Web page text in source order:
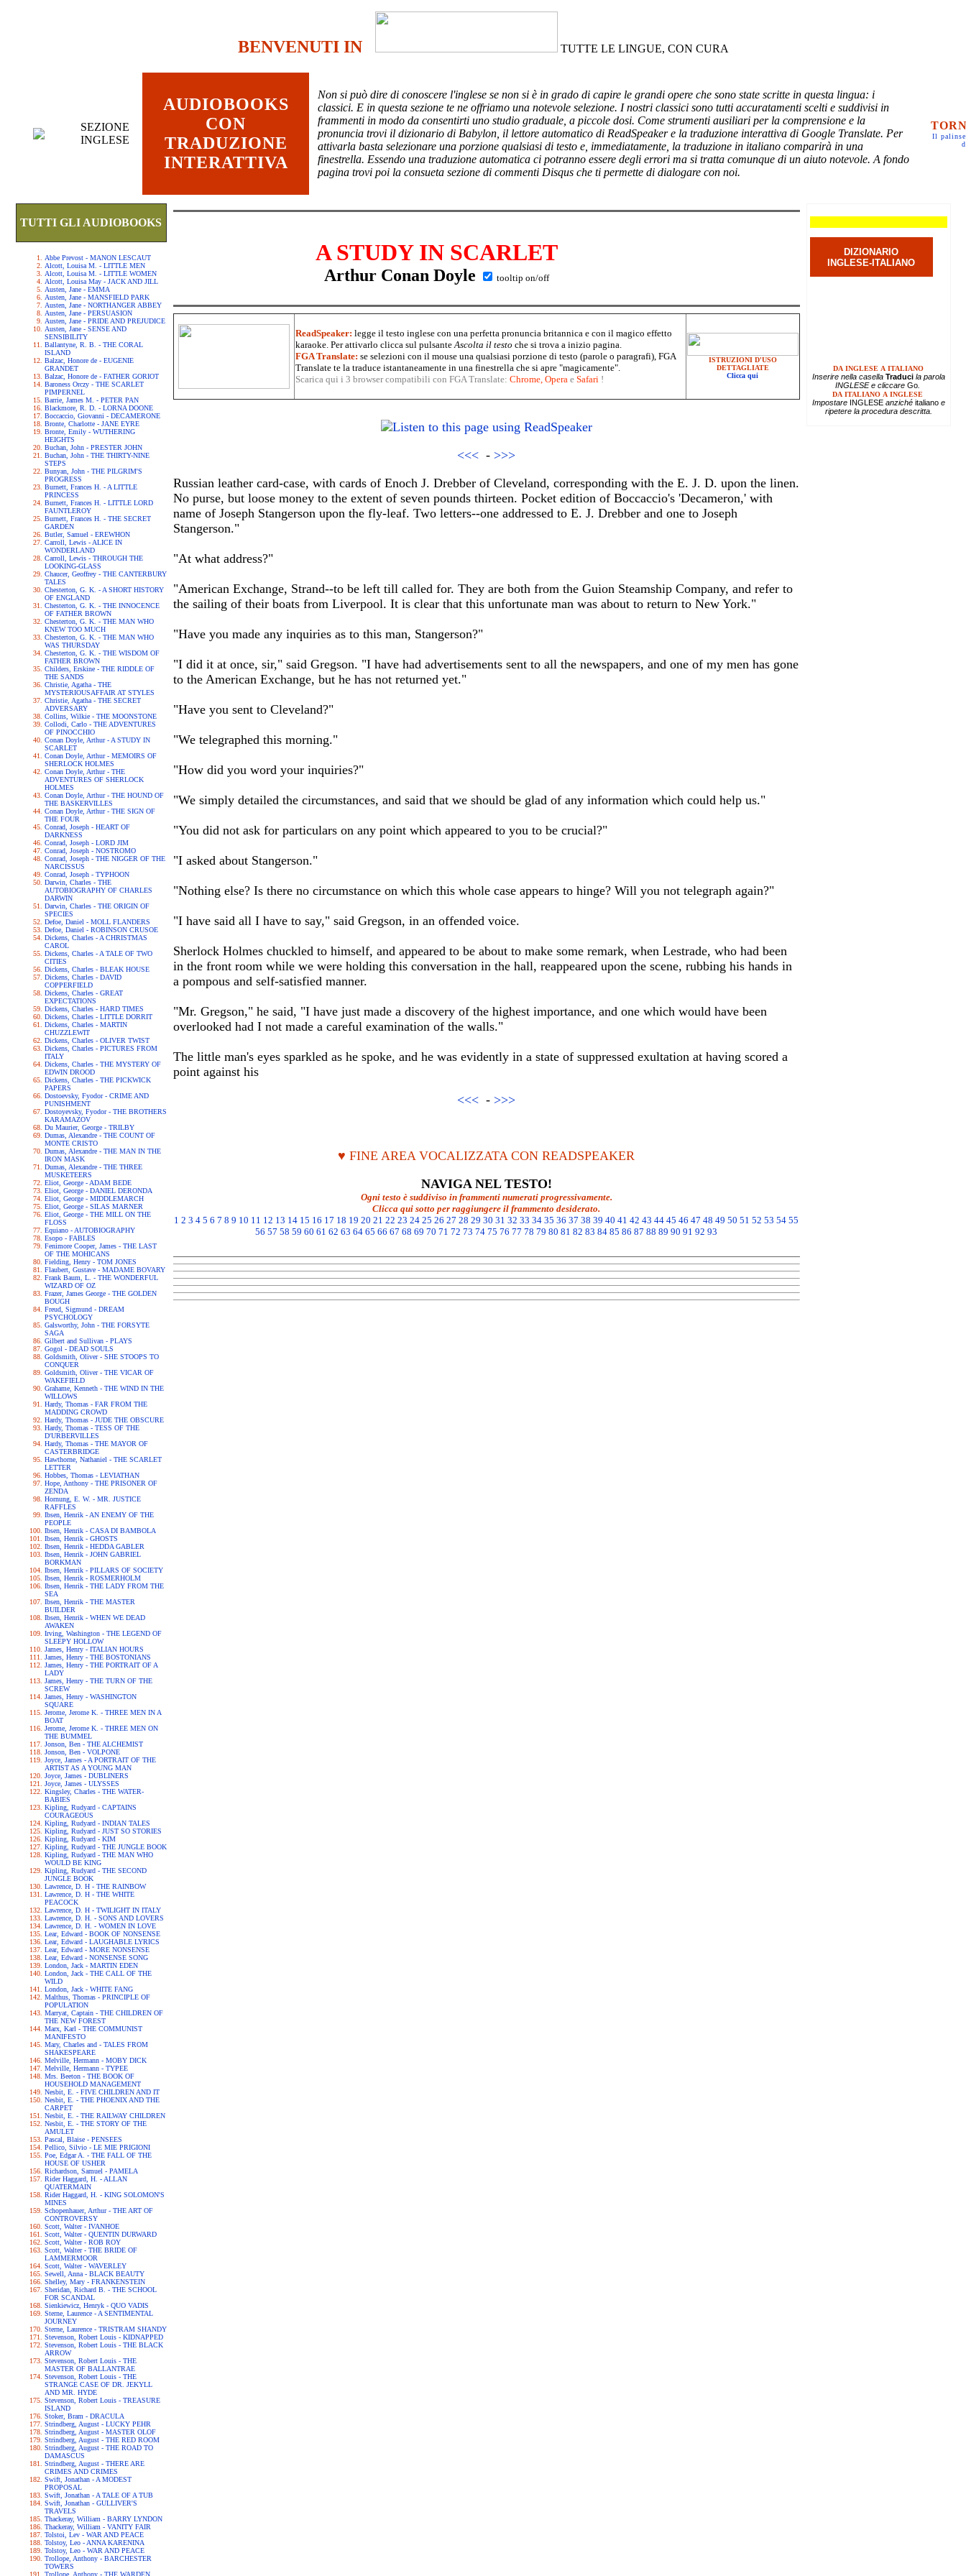
BENVENUTI IN TUTTE LE LINGUE, CON CURA
SEZIONE
INGLESE
AUDIOBOOKS
CON
TRADUZIONE
INTERATTIVA
Non si può dire di conoscere l'inglese se non si è in grado di capire le grandi opere che sono state scritte in questa lingua: i
classici. E in questa sezione te ne offriamo una notevole selezione. I nostri classici sono tutti accuratamenti scelti e suddivisi in
frammenti in modo da consentirti uno studio graduale, a piccole dosi. Come strumenti ausiliari per la comprensione e la
pronuncia trovi il dizionario di Babylon, il lettore automatico di ReadSpeaker e la traduzione interattiva di Google Translate. Per
attivarla basta selezionare una porzione qualsiasi di testo e, immediatamente, la traduzione in italiano comparirà in una
finestrella. Essendo una traduzione automatica ci potranno essere degli errori ma si tratta comunque di un aiuto notevole. A fondo
pagina trovi poi la consueta sezione di commenti Disqus che ti permette di dialogare con noi.
Il
TUTTI GLI AUDIOBOOKS
Abbe Prevost - MANON LESCAUT
Alcott, Louisa M. - LITTLE MEN
Alcott, Louisa M. - LITTLE WOMEN
Alcott, Louisa May - JACK AND JILL
Austen, Jane - EMMA
Austen, Jane - MANSFIELD PARK
Austen, Jane - NORTHANGER ABBEY
Austen, Jane - PERSUASION
Austen, Jane - PRIDE AND PREJUDICE
Austen, Jane - SENSE AND
SENSIBILITY
Ballantyne, R. B. - THE CORAL
ISLAND
Balzac, Honore de - EUGENIE
GRANDET
Balzac, Honore de - FATHER GORIOT
Baroness Orczy - THE SCARLET
PIMPERNEL
Barrie, James M. - PETER PAN
Blackmore, R. D. - LORNA DOONE
Boccaccio, Giovanni - DECAMERONE
Bronte, Charlotte - JANE EYRE
Bronte, Emily - WUTHERING
HEIGHTS
Buchan, John - PRESTER JOHN
Buchan, John - THE THIRTY-NINE
STEPS
Bunyan, John - THE PILGRIM'S
PROGRESS
Burnett, Frances H. - A LITTLE
PRINCESS
Burnett, Frances H. - LITTLE LORD
FAUNTLEROY
Burnett, Frances H. - THE SECRET
GARDEN
Butler, Samuel - EREWHON
Carroll, Lewis - ALICE IN
WONDERLAND
Carroll, Lewis - THROUGH THE
LOOKING-GLASS
Chaucer, Geoffrey - THE CANTERBURY
TALES
Chesterton, G. K. - A SHORT HISTORY
OF ENGLAND
Chesterton, G. K. - THE INNOCENCE
OF FATHER BROWN
Chesterton, G. K. - THE MAN WHO
KNEW TOO MUCH
Chesterton, G. K. - THE MAN WHO
WAS THURSDAY
Chesterton, G. K. - THE WISDOM OF
FATHER BROWN
Childers, Erskine - THE RIDDLE OF
THE SANDS
Christie, Agatha - THE
MYSTERIOUSAFFAIR AT STYLES
Christie, Agatha - THE SECRET
ADVERSARY
Collins, Wilkie - THE MOONSTONE
Collodi, Carlo - THE ADVENTURES
OF PINOCCHIO
Conan Doyle, Arthur - A STUDY IN
SCARLET
Conan Doyle, Arthur - MEMOIRS OF
SHERLOCK HOLMES
Conan Doyle, Arthur - THE
ADVENTURES OF SHERLOCK
HOLMES
Conan Doyle, Arthur - THE HOUND OF
THE BASKERVILLES
Conan Doyle, Arthur - THE SIGN OF
THE FOUR
Conrad, Joseph - HEART OF
DARKNESS
Conrad, Joseph - LORD JIM
Conrad, Joseph - NOSTROMO
Conrad, Joseph - THE NIGGER OF THE
NARCISSUS
Conrad, Joseph - TYPHOON
Darwin, Charles - THE
AUTOBIOGRAPHY OF CHARLES
DARWIN
Darwin, Charles - THE ORIGIN OF
SPECIES
Defoe, Daniel - MOLL FLANDERS
Defoe, Daniel - ROBINSON CRUSOE
Dickens, Charles - A CHRISTMAS
CAROL
Dickens, Charles - A TALE OF TWO
CITIES
Dickens, Charles - BLEAK HOUSE
Dickens, Charles - DAVID
COPPERFIELD
Dickens, Charles - GREAT
EXPECTATIONS
Dickens, Charles - HARD TIMES
Dickens, Charles - LITTLE DORRIT
Dickens, Charles - MARTIN
CHUZZLEWIT
Dickens, Charles - OLIVER TWIST
Dickens, Charles - PICTURES FROM
ITALY
Dickens, Charles - THE MYSTERY OF
EDWIN DROOD
Dickens, Charles - THE PICKWICK
PAPERS
Dostoevsky, Fyodor - CRIME AND
PUNISHMENT
Dostoyevsky, Fyodor - THE BROTHERS
KARAMAZOV
Du Maurier, George - TRILBY
Dumas, Alexandre - THE COUNT OF
MONTE CRISTO
Dumas, Alexandre - THE MAN IN THE
IRON MASK
Dumas, Alexandre - THE THREE
MUSKETEERS
Eliot, George - ADAM BEDE
Eliot, George - DANIEL DERONDA
Eliot, George - MIDDLEMARCH
Eliot, George - SILAS MARNER
Eliot, George - THE MILL ON THE
FLOSS
Equiano - AUTOBIOGRAPHY
Esopo - FABLES
Fenimore Cooper, James - THE LAST
OF THE MOHICANS
Fielding, Henry - TOM JONES
Flaubert, Gustave - MADAME BOVARY
Frank Baum, L. - THE WONDERFUL
WIZARD OF OZ
Frazer, James George - THE GOLDEN
BOUGH
Freud, Sigmund - DREAM
PSYCHOLOGY
Galsworthy, John - THE FORSYTE
SAGA
Gilbert and Sullivan - PLAYS
Gogol - DEAD SOULS
Goldsmith, Oliver - SHE STOOPS TO
CONQUER
Goldsmith, Oliver - THE VICAR OF
WAKEFIELD
Grahame, Kenneth - THE WIND IN THE
WILLOWS
Hardy, Thomas - FAR FROM THE
MADDING CROWD
Hardy, Thomas - JUDE THE OBSCURE
Hardy, Thomas - TESS OF THE
D'URBERVILLES
Hardy, Thomas - THE MAYOR OF
CASTERBRIDGE
Hawthorne, Nathaniel - THE SCARLET
LETTER
Hobbes, Thomas - LEVIATHAN
Hope, Anthony - THE PRISONER OF
ZENDA
Hornung, E. W. - MR. JUSTICE
RAFFLES
Ibsen, Henrik - AN ENEMY OF THE
PEOPLE
Ibsen, Henrik - CASA DI BAMBOLA
Ibsen, Henrik - GHOSTS
Ibsen, Henrik - HEDDA GABLER
Ibsen, Henrik - JOHN GABRIEL
BORKMAN
Ibsen, Henrik - PILLARS OF SOCIETY
Ibsen, Henrik - ROSMERHOLM
Ibsen, Henrik - THE LADY FROM THE
SEA
Ibsen, Henrik - THE MASTER
BUILDER
Ibsen, Henrik - WHEN WE DEAD
AWAKEN
Irving, Washington - THE LEGEND OF
SLEEPY HOLLOW
James, Henry - ITALIAN HOURS
James, Henry - THE BOSTONIANS
James, Henry - THE PORTRAIT OF A
LADY
James, Henry - THE TURN OF THE
SCREW
James, Henry - WASHINGTON
SQUARE
Jerome, Jerome K. - THREE MEN IN A
BOAT
Jerome, Jerome K. - THREE MEN ON
THE BUMMEL
Jonson, Ben - THE ALCHEMIST
Jonson, Ben - VOLPONE
Joyce, James - A PORTRAIT OF THE
ARTIST AS A YOUNG MAN
Joyce, James - DUBLINERS
Joyce, James - ULYSSES
Kingsley, Charles - THE WATER-
BABIES
Kipling, Rudyard - CAPTAINS
COURAGEOUS
Kipling, Rudyard - INDIAN TALES
Kipling, Rudyard - JUST SO STORIES
Kipling, Rudyard - KIM
Kipling, Rudyard - THE JUNGLE BOOK
Kipling, Rudyard - THE MAN WHO
WOULD BE KING
Kipling, Rudyard - THE SECOND
JUNGLE BOOK
Lawrence, D. H - THE RAINBOW
Lawrence, D. H - THE WHITE
PEACOCK
Lawrence, D. H - TWILIGHT IN ITALY
Lawrence, D. H. - SONS AND LOVERS
Lawrence, D. H. - WOMEN IN LOVE
Lear, Edward - BOOK OF NONSENSE
Lear, Edward - LAUGHABLE LYRICS
Lear, Edward - MORE NONSENSE
Lear, Edward - NONSENSE SONG
London, Jack - MARTIN EDEN
London, Jack - THE CALL OF THE
WILD
London, Jack - WHITE FANG
Malthus, Thomas - PRINCIPLE OF
POPULATION
Marryat, Captain - THE CHILDREN OF
THE NEW FOREST
Marx, Karl - THE COMMUNIST
MANIFESTO
Mary, Charles and - TALES FROM
SHAKESPEARE
Melville, Hermann - MOBY DICK
Melville, Hermann - TYPEE
Mrs. Beeton - THE BOOK OF
HOUSEHOLD MANAGEMENT
Nesbit, E. - FIVE CHILDREN AND IT
Nesbit, E. - THE PHOENIX AND THE
CARPET
Nesbit, E. - THE RAILWAY CHILDREN
Nesbit, E. - THE STORY OF THE
AMULET
Pascal, Blaise - PENSEES
Pellico, Silvio - LE MIE PRIGIONI
Poe, Edgar A. - THE FALL OF THE
HOUSE OF USHER
Richardson, Samuel - PAMELA
Rider Haggard, H. - ALLAN
QUATERMAIN
Rider Haggard, H. - KING SOLOMON'S
MINES
Schopenhauer, Arthur - THE ART OF
CONTROVERSY
Scott, Walter - IVANHOE
Scott, Walter - QUENTIN DURWARD
Scott, Walter - ROB ROY
Scott, Walter - THE BRIDE OF
LAMMERMOOR
Scott, Walter - WAVERLEY
Sewell, Anna - BLACK BEAUTY
Shelley, Mary - FRANKENSTEIN
Sheridan, Richard B. - THE SCHOOL
FOR SCANDAL
Sienkiewicz, Henryk - QUO VADIS
Sterne, Laurence - A SENTIMENTAL
JOURNEY
Sterne, Laurence - TRISTRAM SHANDY
Stevenson, Robert Louis - KIDNAPPED
Stevenson, Robert Louis - THE BLACK
ARROW
Stevenson, Robert Louis - THE
MASTER OF BALLANTRAE
Stevenson, Robert Louis - THE
STRANGE CASE OF DR. JEKYLL
AND MR. HYDE
Stevenson, Robert Louis - TREASURE
ISLAND
Stoker, Bram - DRACULA
Strindberg, August - LUCKY PEHR
Strindberg, August - MASTER OLOF
Strindberg, August - THE RED ROOM
Strindberg, August - THE ROAD TO
DAMASCUS
Strindberg, August - THERE ARE
CRIMES AND CRIMES
Swift, Jonathan - A MODEST
PROPOSAL
Swift, Jonathan - A TALE OF A TUB
Swift, Jonathan - GULLIVER'S
TRAVELS
Thackeray, William - BARRY LYNDON
Thackeray, William - VANITY FAIR
Tolstoi, Lev - WAR AND PEACE
Tolstoy, Leo - ANNA KARENINA
Tolstoy, Leo - WAR AND PEACE
Trollope, Anthony - BARCHESTER
TOWERS
Trollope, Anthony - THE WARDEN
A STUDY IN SCARLET
Arthur Conan Doyle tooltip on/off
ReadSpeaker: legge il testo inglese con una perfetta pronuncia britannica e con il magico effetto
karaoke. Per attivarlo clicca sul pulsanteAscolta il testo che si trova a inizio pagina.
FGA Translate: se selezioni con il mouse una qualsiasi porzione di testo (parole o paragrafi), FGA
Translate te la traduce istantaneamente in una finestrella che si apre "magicamente".
Scarica qui i 3 browser compatibili con FGA Translate: Chrome, Operae Safari !
ISTRUZIONI D'USO
DETTAGLIATE
Clicca qui
<<< - >>>
Russian leather card-case, with cards of Enoch J. Drebber of Cleveland, corresponding with the E. J. D. upon the linen.
No purse, but loose money to the extent of seven pounds thirteen. Pocket edition of Boccaccio's 'Decameron,' with
name of Joseph Stangerson upon the fly-leaf. Two letters--one addressed to E. J. Drebber and one to Joseph
Stangerson."
"At what address?"
"American Exchange, Strand--to be left till called for. They are both from the Guion Steamship Company, and refer to
the sailing of their boats from Liverpool. It is clear that this unfortunate man was about to return to New York."
"Have you made any inquiries as to this man, Stangerson?"
"I did it at once, sir," said Gregson. "I have had advertisements sent to all the newspapers, and one of my men has gone
to the American Exchange, but he has not returned yet."
"Have you sent to Cleveland?"
"We telegraphed this morning."
"How did you word your inquiries?"
"We simply detailed the circumstances, and said that we should be glad of any information which could help us."
"You did not ask for particulars on any point which appeared to you to be crucial?"
"I asked about Stangerson."
"Nothing else? Is there no circumstance on which this whole case appears to hinge? Will you not telegraph again?"
"I have said all I have to say," said Gregson, in an offended voice.
Sherlock Holmes chuckled to himself, and appeared to be about to make some remark, when Lestrade, who had been
in the front room while we were holding this conversation in the hall, reappeared upon the scene, rubbing his hands in
a pompous and self-satisfied manner.
"Mr. Gregson," he said, "I have just made a discovery of the highest importance, and one which would have been
overlooked had I not made a careful examination of the walls."
The little man's eyes sparkled as he spoke, and he was evidently in a state of suppressed exultation at having scored a
point against his
<<< - >>>
♥ FINE AREA VOCALIZZATA CON READSPEAKER
NAVIGA NEL TESTO!
Ogni testo è suddiviso in frammenti numerati progressivamente.
Clicca qui sotto per raggiungere il frammento desiderato.
1 2 3 4 5 6 7 8 9 10 11 12 13 14 15 16 17 18 19 20 21 22 23 24 25 26 27 28 29 30 31 32 33 34 35 36 37 38 39 40 41 42 43 44 45 46 47 48 49 50 51 52 53 54 55
56 57 58 59 60 61 62 63 64 65 66 67 68 69 70 71 72 73 74 75 76 77 78 79 80 81 82 83 84 85 86 87 88 89 90 91 92 93
DIZIONARIO
INGLESE-ITALIANO
DA INGLESE A ITALIANO
Inserire nella casella Traducila parola
INGLESE e cliccare Go.
DA ITALIANO A INGLESE
Impostare INGLESEanziché italianoe
ripetere la procedura descritta.